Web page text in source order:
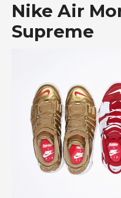
Nike Air
Supreme